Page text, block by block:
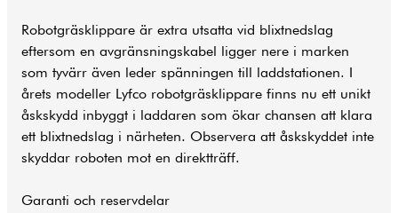
Robotgräsklippare är extra utsatta vid blixtnedslag
eftersom en avgränsningskabel ligger nere i marken
som tyvärr även leder spänningen till laddstationen. I
årets modeller Lyfco robotgräsklippare finns nu ett unikt
åskskydd inbyggt i laddaren som ökar chansen att klara
ett blixtnedslag i närheten. Observera att åskskyddet inte
skyddar roboten mot en direktträff.
Garanti och reservdelar